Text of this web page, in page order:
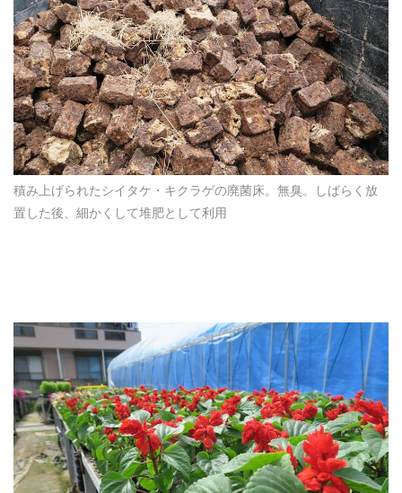
積み上げられたシイタケ・キクラゲの廃菌床。無臭。しばらく放
置した後、細かくして堆肥として利用